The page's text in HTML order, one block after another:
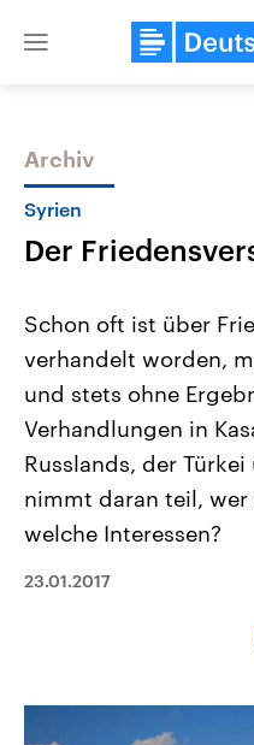
Close
Themen
Landtagswahl Sachsen-
2026
Alle Informationen
Sachsen-Anhalt wählt am 6.
September 2026 einen
Landtag. Seit 2021 wird das
Bundesland von einer
Umfragen, Prognosen,
Wahlprogramme, aktuelle
und Kandidaten der
Archiv
Syrien
Der
Schon oft ist über
verhandelt worden,
und stets ohne
Verhandlungen in
Russlands, der
nimmt daran teil,
welche Interessen?
23.01.2017